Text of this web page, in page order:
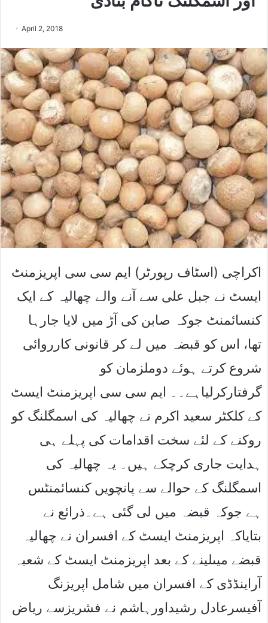
April 2, 2018
اکراچی (اسٹاف رپورٹر) ایم سی سی اپریزمنٹ
ایسٹ نے جبل علی سے آنے والے چھالیہ کے ایک
کنسائمنٹ جوکہ صابن کی آڑ میں لایا جارہا
تھا، اس کو قبضہ میں لے کر قانونی کارروائی
شروع کرتے ہوئے دوملزمان کو
گرفتارکرلیاہے۔۔ ایم سی سی اپریزمنٹ ایسٹ
کے کلکٹر سعید اکرم نے چھالیہ کی اسمگلنگ کو
روکنے کے لئے سخت اقدامات کی پہلے ہی
ہدایت جاری کرچکے ہیں۔ یہ چھالیہ کی
اسمگلنگ کے حوالے سے پانچویں کنسائمنٹس
ہے جوکہ قبضہ میں لی گئی ہے۔ذرائع نے
بتایاکہ اپریزمنٹ ایسٹ کے افسران نے چھالیہ
قبضے میںلینے کے بعد اپریزمنٹ ایسٹ کے شعبہ
آراینڈڈی کے افسران میں شامل اپریزنگ
آفیسرعادل رشیداورہاشم نے فشریزسے ریاض